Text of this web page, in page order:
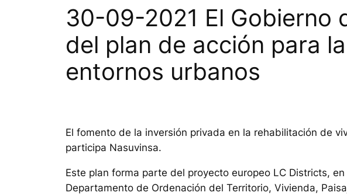
30-09-2021 El Gobierno
del plan de acción para
entornos urbanos
El fomento de la inversión privada en la rehabilitación de
participa Nasuvinsa.
Este plan forma parte del proyecto europeo LC Districts,
Departamento de Ordenación del Territorio, Vivienda,